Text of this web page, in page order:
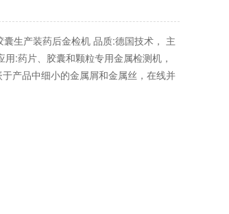
生产装药后金检机 品质:德国技术， 主
:药片、胶囊和颗粒专用金属检测机，
产品中细小的金属屑和金属丝，在线并